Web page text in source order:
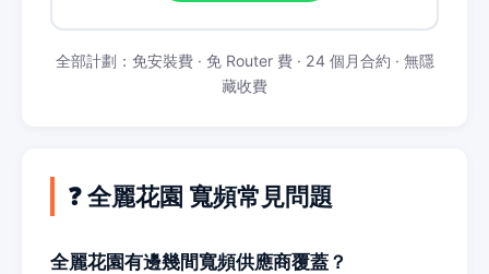
全部計劃：免安裝費 · 免 Router 費 · 24 個月合約 · 無隱
藏收費
❓ 全麗花園 寬頻常見問題
全麗花園有邊幾間寬頻供應商覆蓋？